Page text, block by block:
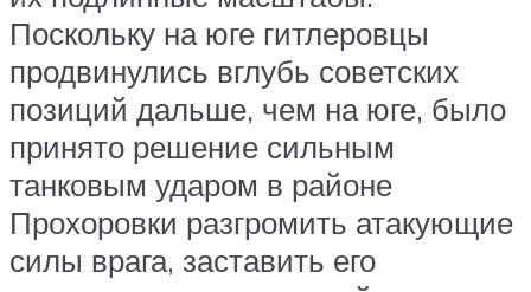
Поскольку на юге гитлеровцы
продвинулись вглубь советских
позиций дальше, чем на юге, было
принято решение сильным
танковым ударом в районе
Прохоровки разгромить атакующие
силы врага, заставить его